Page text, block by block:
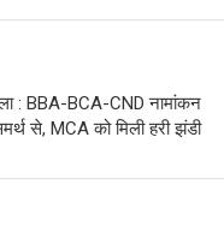
: BBA-BCA-CND नामांकन
से, MCA को मिली हरी झंडी